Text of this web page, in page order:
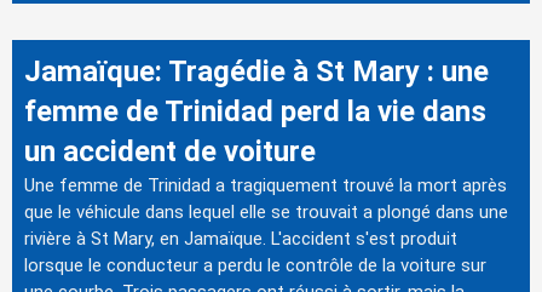
Jamaïque: Tragédie à St Mary : une
femme de Trinidad perd la vie dans
un accident de voiture
Une femme de Trinidad a tragiquement trouvé la mort après
que le véhicule dans lequel elle se trouvait a plongé dans une
rivière à St Mary, en Jamaïque. L'accident s'est produit
lorsque le conducteur a perdu le contrôle de la voiture sur